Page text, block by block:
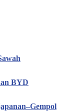
BYD